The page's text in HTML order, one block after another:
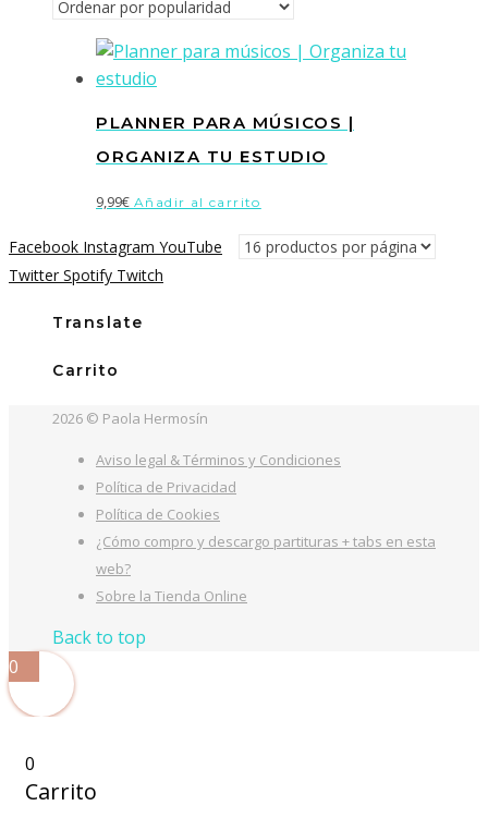
PLANNER PARA MÚSICOS |
ORGANIZA TU ESTUDIO
9,99€ Añadir al carrito
Facebook Instagram YouTube
Twitter Spotify Twitch
Translate
Carrito
2026 © Paola Hermosín
Aviso legal & Términos y Condiciones
Política de Privacidad
Política de Cookies
¿Cómo compro y descargo partituras + tabs en esta
web?
Sobre la Tienda Online
Back to top
0
0
Carrito